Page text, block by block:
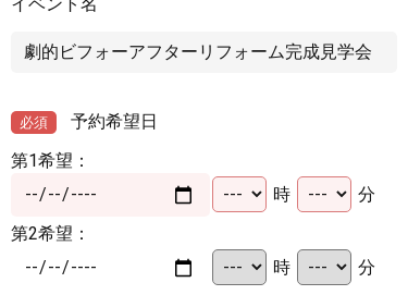
必須
予約希望日
第1希望：
時
分
第2希望：
時
分